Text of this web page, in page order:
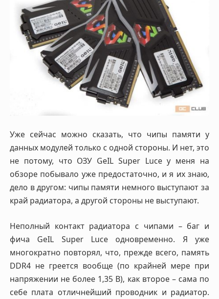
Уже сейчас можно сказать, что чипы памяти у
данных модулей только с одной стороны. И нет, это
не потому, что ОЗУ GeIL Super Luce у меня на
обзоре побывало уже предостаточно, и я их знаю,
дело в другом: чипы памяти немного выступают за
край радиатора, а другой стороны не выступают.
Неполный контакт радиатора с чипами – баг и
фича GeIL Super Luce одновременно. Я уже
многократно повторял, что, прежде всего, память
DDR4 не греется вообще (по крайней мере при
напряжении не более 1,35 В), как второе – сама по
себе плата отличнейший проводник и радиатор.